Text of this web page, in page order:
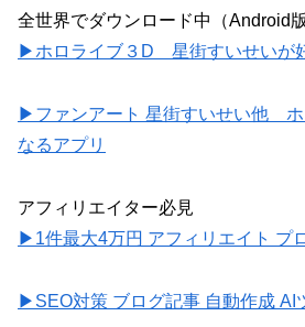
全世界でダウンロード中（Android版
▶ホロライブ３D 星街すいせいが
▶ファンアート 星街すいせい他 ホ
なるアプリ
アフィリエイター必見
▶1件最大4万円 アフィリエイト プ
▶SEO対策 ブログ記事 自動作成 AI